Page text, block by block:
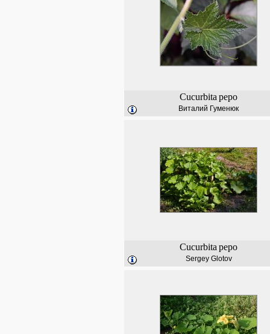
Cucurbita pepo
Виталий Гуменюк
Cucurbita pepo
Sergey Glotov